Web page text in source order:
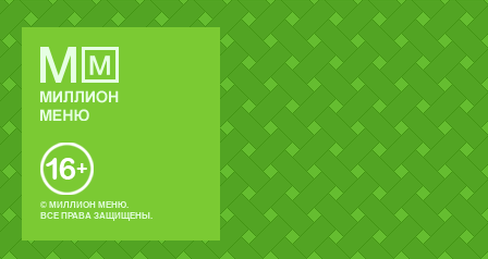
© МИЛЛИОН МЕНЮ.
ВСЕ ПРАВА ЗАЩИЩЕНЫ.